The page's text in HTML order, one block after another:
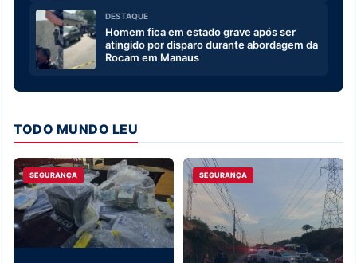
DESTAQUE
Homem fica em estado grave após ser
atingido por disparo durante abordagem da
Rocam em Manaus
TODO MUNDO LEU
SEGURANÇA SEGURANÇA